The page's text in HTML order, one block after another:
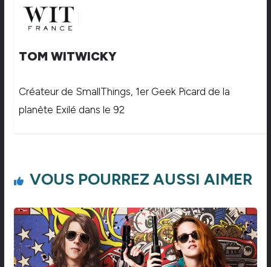
TOM WITWICKY
Créateur de SmallThings, 1er Geek Picard de la
planète Exilé dans le 92
VOUS POURREZ AUSSI AIMER